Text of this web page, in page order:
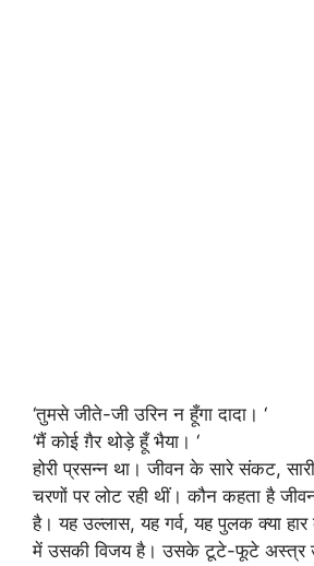
‘तुमसे जीते-जी उरिन न हूँगा दादा। ‘
‘मैं कोई ग़ैर थोड़े हूँ भैया। ‘
होरी प्रसन्न था। जीवन के सारे संकट,
चरणों पर लोट रही थीं। कौन कहता है
है। यह उल्लास, यह गर्व, यह पुलक क्या हार
में उसकी विजय है। उसके टूटे-फूटे अस्त्र